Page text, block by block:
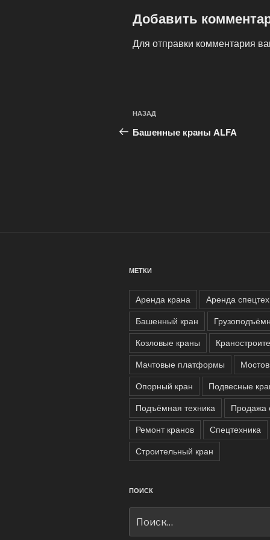
Добавить
Для отправки комментария
Навигация
по
Предыдущая
запись:
НАЗАД
Башенные краны ALFA
МЕТКИ
Аренда крана
Аренда
Башенный кран
Козловые краны
Мачтовые платформы
Опорный кран
Подвесные
Подъёмная техника
Продажа
Ремонт кранов
Спецтехника
Строительный кран
ПОИСК